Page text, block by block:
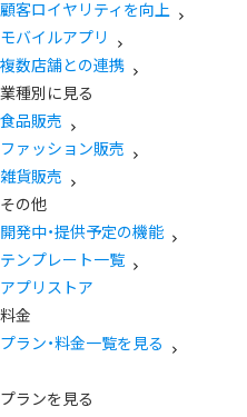
顧客ロイヤリティを向上
モバイルアプリ
複数店舗との連携
業種別に見る
食品販売
ファッション販売
雑貨販売
その他
開発中・提供予定の機能
テンプレート一覧
アプリストア
料金
プラン・料金一覧を見る
プランを見る